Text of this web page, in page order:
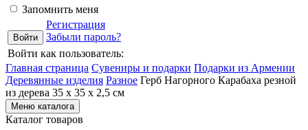
Запомнить меня
Регистрация
Забыли пароль?
Войти как пользователь:
Главная страница Сувениры и подарки Подарки из Армении
Деревянные изделия Разное Герб Нагорного Карабаха резной
из дерева 35 х 35 х 2,5 см
Меню каталога
Каталог товаров